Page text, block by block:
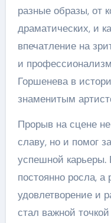
разные образы, от
драматических, и
впечатление на
и
Горшенева в
знаменитым
Прорыв на сцене
славу, но и помог
успешной карьеры.
постоянно росла,
удовлетворение и
стал важной